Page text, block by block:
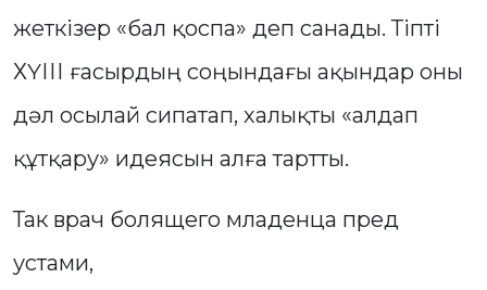
жеткізер «бал қоспа» деп санады. Тіпті
ХҮІІІ ғасырдың соңындағы ақындар оны
дәл осылай сипатап, халықты «алдап
құтқару» идеясын алға тартты.
Так врач болящего младенца пред
устами,